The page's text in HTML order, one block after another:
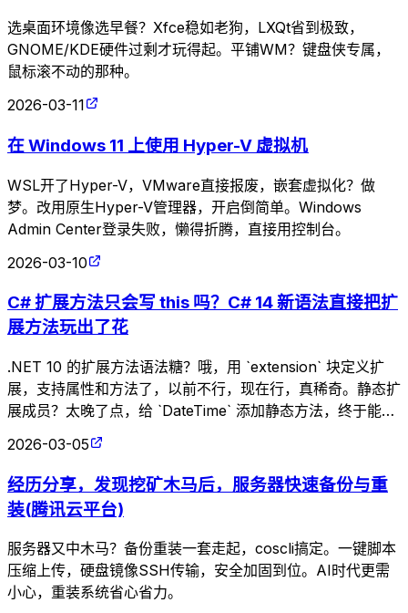
选桌面环境像选早餐？Xfce稳如老狗，LXQt省到极致，
GNOME/KDE硬件过剩才玩得起。平铺WM？键盘侠专属，
鼠标滚不动的那种。
2026-03-11
在 Windows 11 上使用 Hyper-V 虚拟机
WSL开了Hyper-V，VMware直接报废，嵌套虚拟化？做
梦。改用原生Hyper-V管理器，开启倒简单。Windows
Admin Center登录失败，懒得折腾，直接用控制台。
2026-03-10
C# 扩展方法只会写 this 吗？C# 14 新语法直接把扩
展方法玩出了花
.NET 10 的扩展方法语法糖？哦，用 `extension` 块定义扩
展，支持属性和方法了，以前不行，现在行，真稀奇。静态扩
展成员？太晚了点，给 `DateTime` 添加静态方法，终于能优
2026-03-05
经历分享，发现挖矿木马后，服务器快速备份与重
装(腾讯云平台)
服务器又中木马？备份重装一套走起，coscli搞定。一键脚本
压缩上传，硬盘镜像SSH传输，安全加固到位。AI时代更需
小心，重装系统省心省力。